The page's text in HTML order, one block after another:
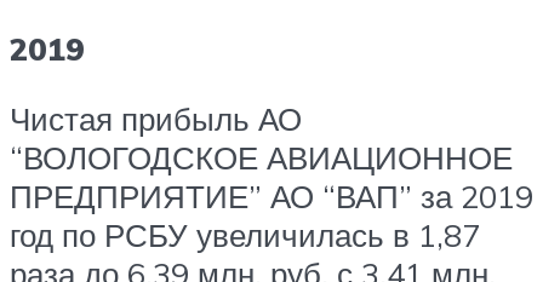
2019
Чистая прибыль АО
“ВОЛОГОДСКОЕ АВИАЦИОННОЕ
ПРЕДПРИЯТИЕ” АО “ВАП” за 2019
год по РСБУ увеличилась в 1,87
раза до 6,39 млн. руб. с 3,41 млн.